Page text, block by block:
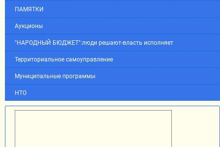
ПАМЯТКИ
Аукционы
"НАРОДНЫЙ БЮДЖЕТ":люди решают-власть исполняет
Территориальное самоуправление
Муниципальные программы
НТО